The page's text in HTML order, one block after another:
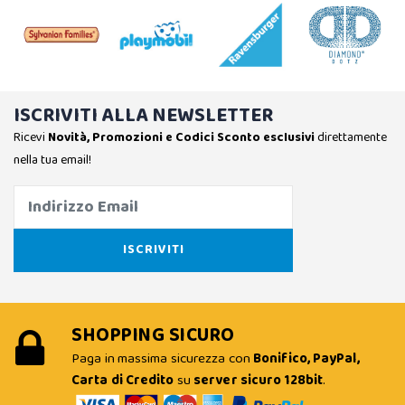
ISCRIVITI ALLA NEWSLETTER
Ricevi Novità, Promozioni e Codici Sconto esclusividirettamente
nella tua email!
SHOPPING SICURO
Paga in massima sicurezza con Bonifico, PayPal,
Carta di Creditosu server sicuro 128bit.